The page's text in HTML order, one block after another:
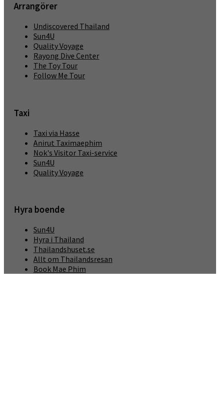
Arrangörer
Undiscovered Thailand
Sun4U
Quality Voyage
Rayong Dive Center
The Toy Tour
Follow Me Tour
Taxi
Taxi via Hasse
Anirut Taximaephim
Nok's Visitor Taxi-service
Sun4U
Quality Voyage
Hyra boende
Sun4U
Hyra i Thailand
Thailandshuset.se
Allt om Thailandsresan
Book Mae Phim